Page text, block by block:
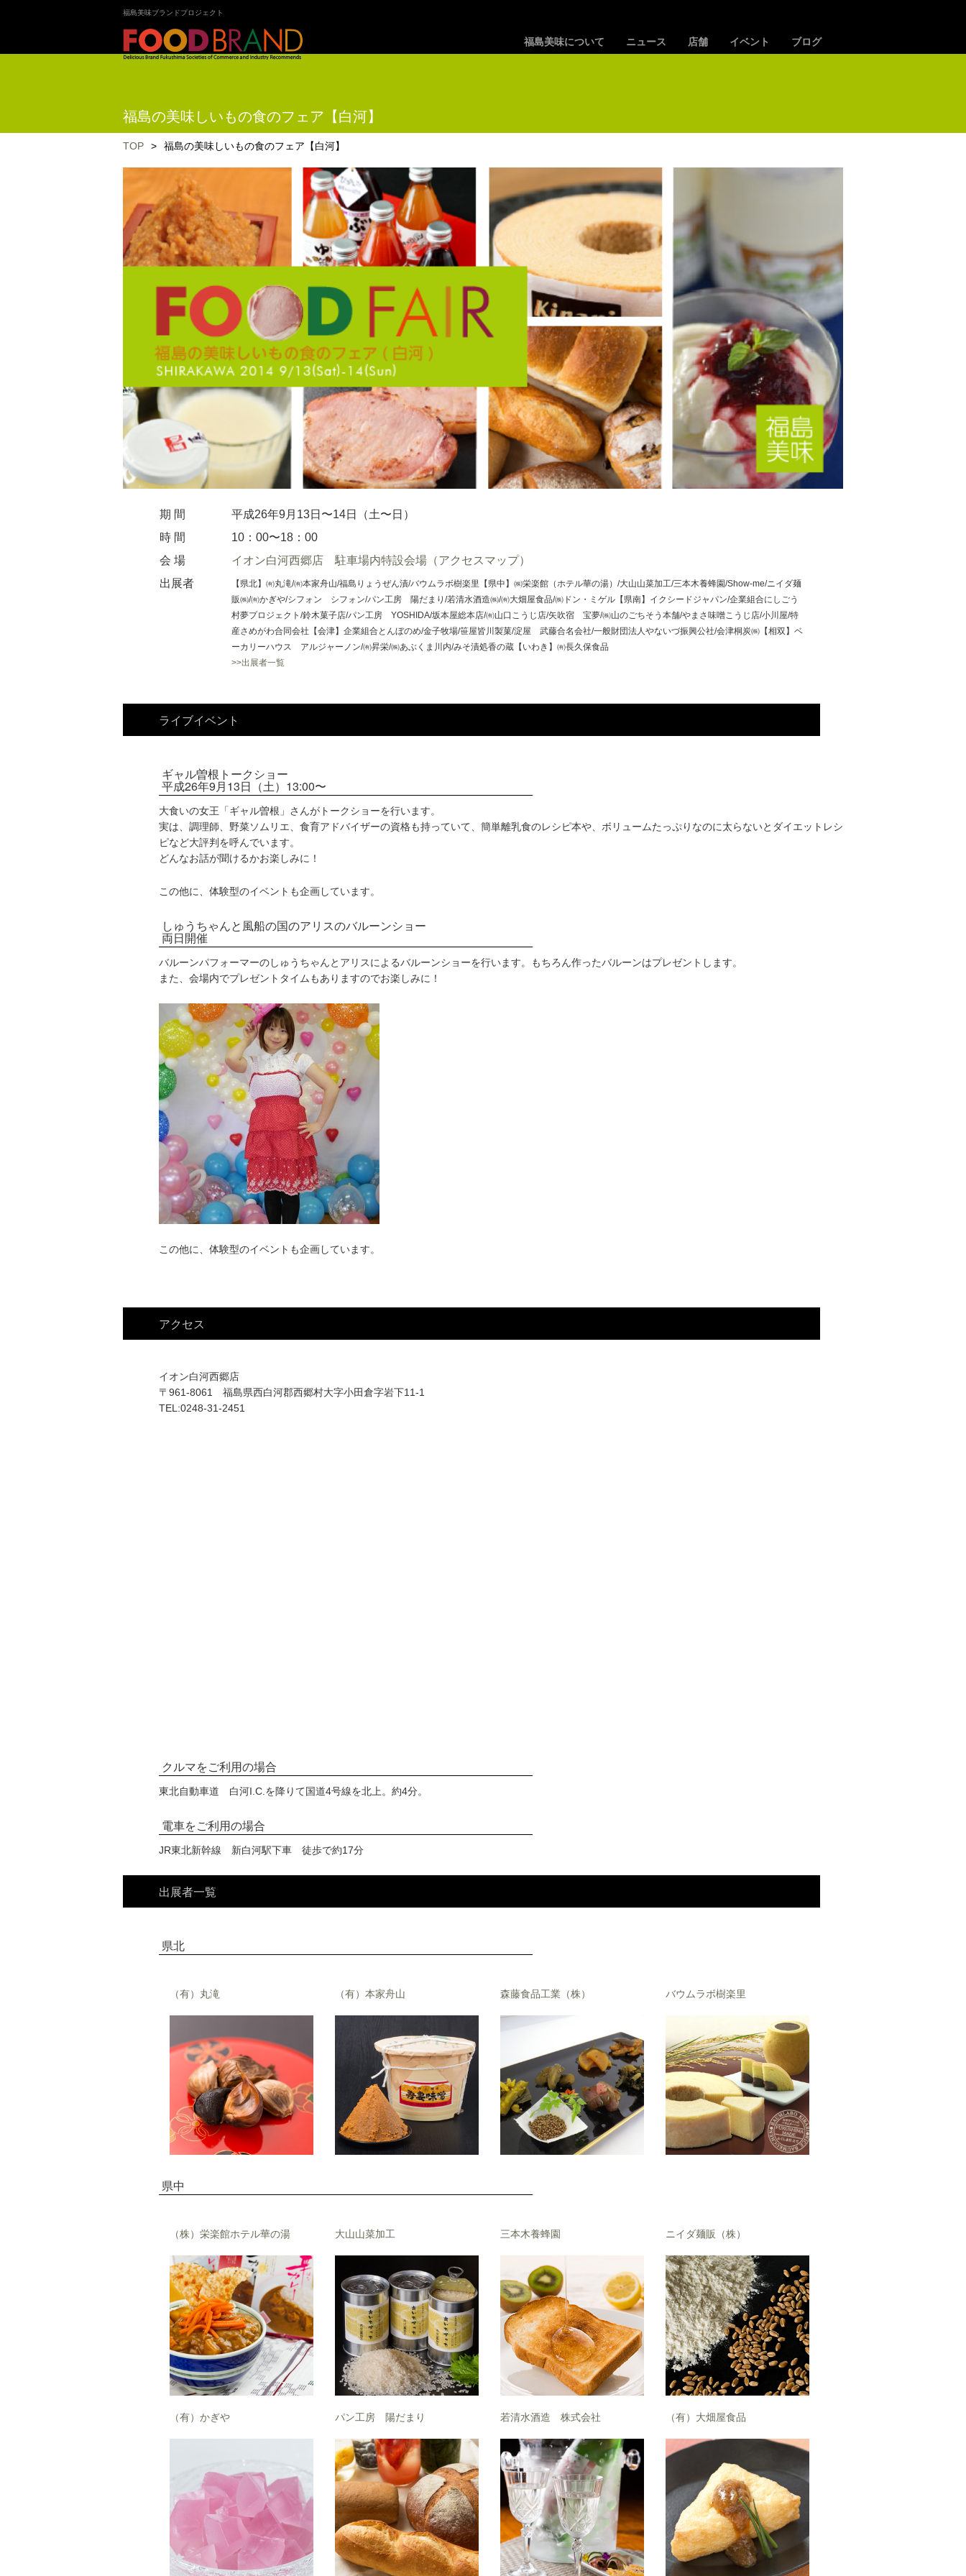
福島美味ブランドプロジェクト
福島美味について ニュース 店舗 イベント ブログ
福島の美味しいもの食のフェア【白河】
TOP > 福島の美味しいもの食のフェア【白河】
期 間
平成26年9月13日〜14日（土〜日）
時 間
10：00〜18：00
会 場
イオン白河西郷店 駐車場内特設会場（アクセスマップ）
出展者
【県北】㈲丸滝/㈲本家舟山/福島りょうぜん漬/バウムラボ樹楽里【県中】㈱栄楽館（ホテル華の湯）/大山山菜加工/三本木養蜂園/Show-me/ニイダ麺
販㈱/㈲かぎや/シフォン シフォン/パン工房 陽だまり/若清水酒造㈱/㈲大畑屋食品/㈱ドン・ミゲル【県南】イクシードジャパン/企業組合にしごう
村夢プロジェクト/鈴木菓子店/パン工房 YOSHIDA/坂本屋総本店/㈲山口こうじ店/矢吹宿 宝夢/㈱山のごちそう本舗/やまさ味噌こうじ店/小川屋/特
産さめがわ合同会社【会津】企業組合とんぼのめ/金子牧場/笹屋皆川製菓/淀屋 武藤合名会社/一般財団法人やないづ振興公社/会津桐炭㈱【相双】ベ
ーカリーハウス アルジャーノン/㈲昇栄/㈱あぶくま川内/みそ漬処香の蔵【いわき】㈲長久保食品
>>出展者一覧
ライブイベント
ギャル曽根トークショー
平成26年9月13日（土）13:00〜
大食いの女王「ギャル曽根」さんがトークショーを行います。
実は、調理師、野菜ソムリエ、食育アドバイザーの資格も持っていて、簡単離乳食のレシピ本や、ボリュームたっぷりなのに太らないとダイエットレシ
ピなど大評判を呼んでいます。
どんなお話が聞けるかお楽しみに！
この他に、体験型のイベントも企画しています。
しゅうちゃんと風船の国のアリスのバルーンショー
両日開催
バルーンパフォーマーのしゅうちゃんとアリスによるバルーンショーを行います。もちろん作ったバルーンはプレゼントします。
また、会場内でプレゼントタイムもありますのでお楽しみに！
この他に、体験型のイベントも企画しています。
アクセス
イオン白河西郷店
〒961-8061 福島県西白河郡西郷村大字小田倉字岩下11-1
TEL:0248-31-2451
クルマをご利用の場合
東北自動車道 白河I.C.を降りて国道4号線を北上。約4分。
電車をご利用の場合
JR東北新幹線 新白河駅下車 徒歩で約17分
出展者一覧
県北
（有）丸滝 （有）本家舟山 森藤食品工業（株） バウムラボ樹楽里
県中
（株）栄楽館ホテル華の湯 大山山菜加工 三本木養蜂園 ニイダ麺販（株）
（有）かぎや パン工房 陽だまり 若清水酒造 株式会社 （有）大畑屋食品